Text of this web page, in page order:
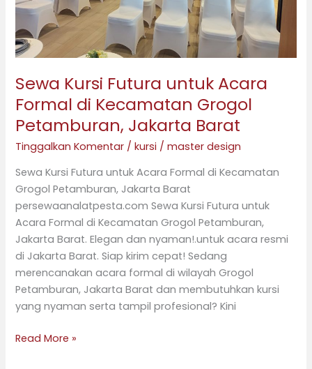
Sewa Kursi Futura untuk Acara
Formal di Kecamatan Grogol
Petamburan, Jakarta Barat
Tinggalkan Komentar /kursi /master design
Sewa Kursi Futura untuk Acara Formal di Kecamatan
Grogol Petamburan, Jakarta Barat
persewaanalatpesta.com Sewa Kursi Futura untuk
Acara Formal di Kecamatan Grogol Petamburan,
Jakarta Barat. Elegan dan nyaman!.untuk acara resmi
di Jakarta Barat. Siap kirim cepat! Sedang
merencanakan acara formal di wilayah Grogol
Petamburan, Jakarta Barat dan membutuhkan kursi
yang nyaman serta tampil profesional? Kini
Petamburan,
Jakarta
Barat
Read More »